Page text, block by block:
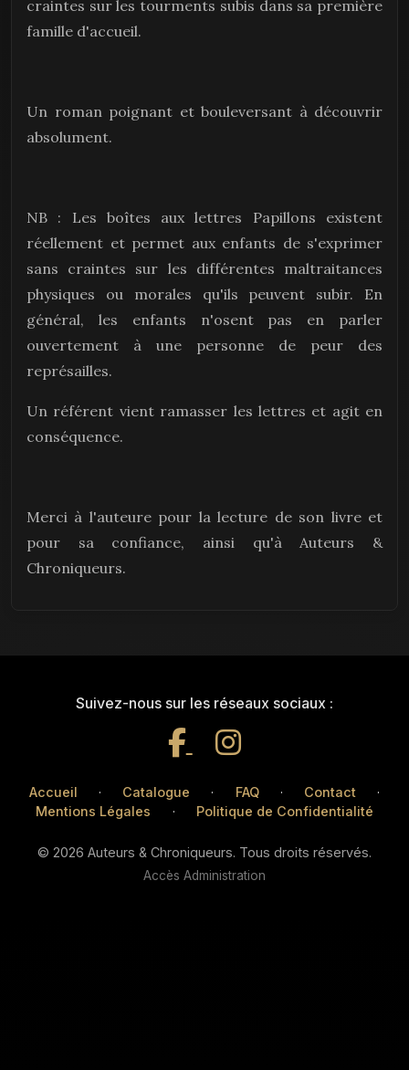
craintes sur les tourments subis dans sa première
famille d'accueil.
Un roman poignant et bouleversant à découvrir
absolument.
NB : Les boîtes aux lettres Papillons existent
réellement et permet aux enfants de s'exprimer
sans craintes sur les différentes maltraitances
physiques ou morales qu'ils peuvent subir. En
général, les enfants n'osent pas en parler
ouvertement à une personne de peur des
représailles.
Un référent vient ramasser les lettres et agit en
conséquence.
Merci à l'auteure pour la lecture de son livre et
pour sa confiance, ainsi qu'à Auteurs &
Chroniqueurs.
Suivez-nous sur les réseaux sociaux :
Accueil · Catalogue · FAQ · Contact
·
Mentions Légales
· Politique de Confidentialité
© 2026 Auteurs & Chroniqueurs. Tous droits réservés.
Accès Administration